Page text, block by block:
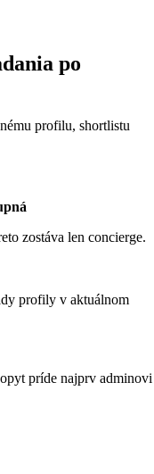
po
profilu, shortlistu
zostáva len concierge.
profily v aktuálnom
príde najprv adminovi